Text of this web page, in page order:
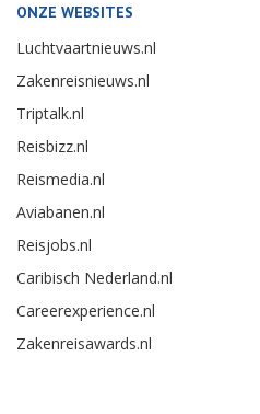
ONZE WEBSITES
Luchtvaartnieuws.nl
Zakenreisnieuws.nl
Triptalk.nl
Reisbizz.nl
Reismedia.nl
Aviabanen.nl
Reisjobs.nl
Caribisch Nederland.nl
Careerexperience.nl
Zakenreisawards.nl